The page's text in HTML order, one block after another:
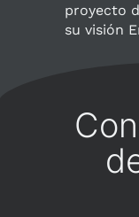
proyecto
su visión